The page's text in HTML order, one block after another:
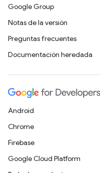
Google Group
Notas de la versión
Preguntas frecuentes
Documentación heredada
Android
Chrome
Firebase
Google Cloud Platform